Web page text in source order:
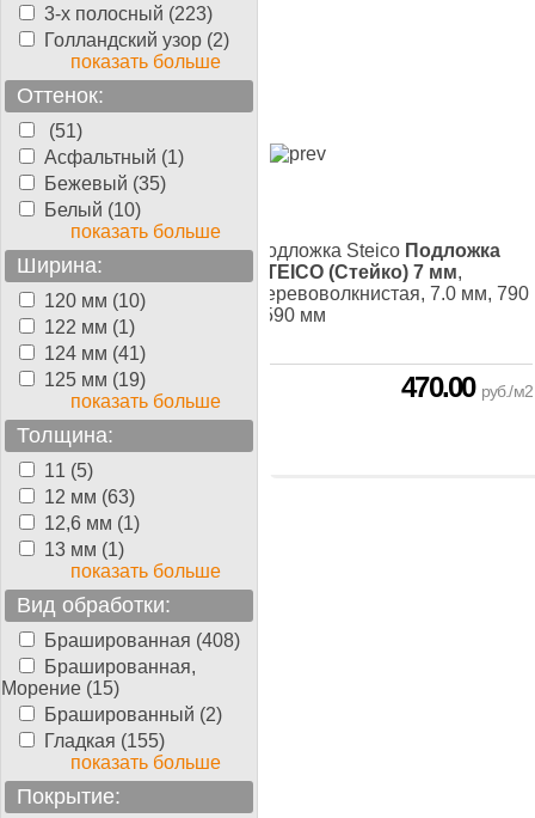
3-х полосный (223)
Голландский узор (2)
показать больше
Оттенок:
(51)
Асфальтный (1)
Бежевый (35)
Белый (10)
показать больше
Ширина:
120 мм (10)
122 мм (1)
124 мм (41)
125 мм (19)
показать больше
Толщина:
11 (5)
12 мм (63)
12,6 мм (1)
13 мм (1)
показать больше
Вид обработки:
Брашированная (408)
Брашированная,
Морение (15)
Брашированный (2)
Гладкая (155)
показать больше
Покрытие:
SteicoПодложка
(Стейко) 4 мм
4,0 мм, 790
306.00
Подложка Steico Подложка
STEICO (Стейко) 7 мм,
Деревоволкнистая, 7.0 мм, 790
- 590 мм
470.00 руб./м2